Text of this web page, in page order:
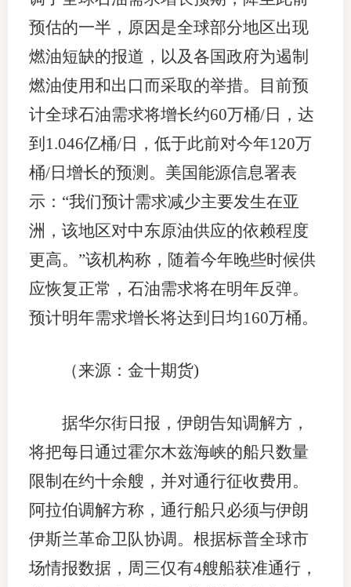
预估的一半，原因是全球部分地区出现
燃油短缺的报道，以及各国政府为遏制
燃油使用和出口而采取的举措。目前预
计全球石油需求将增长约60万桶/日，达
到1.046亿桶/日，低于此前对今年120万
桶/日增长的预测。美国能源信息署表
示：“我们预计需求减少主要发生在亚
洲，该地区对中东原油供应的依赖程度
更高。”该机构称，随着今年晚些时候供
应恢复正常，石油需求将在明年反弹。
预计明年需求增长将达到日均160万桶。
（来源：金十期货)
据华尔街日报，伊朗告知调解方，
将把每日通过霍尔木兹海峡的船只数量
限制在约十余艘，并对通行征收费用。
阿拉伯调解方称，通行船只必须与伊朗
伊斯兰革命卫队协调。根据标普全球市
场情报数据，周三仅有4艘船获准通行，